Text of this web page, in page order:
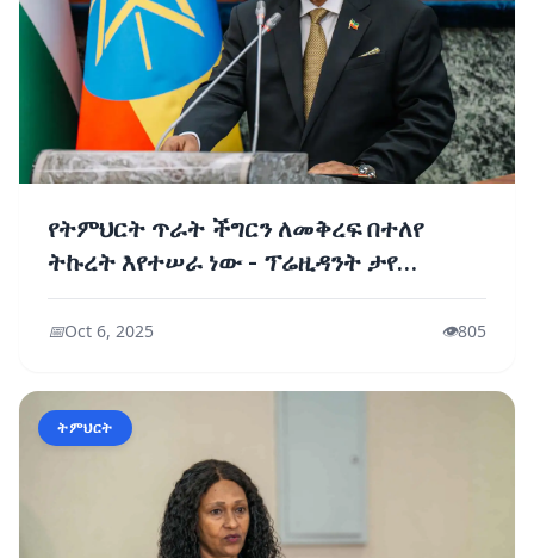
የትምህርት ጥራት ችግርን ለመቅረፍ በተለየ
ትኩረት እየተሠራ ነው - ፕሬዚዳንት ታየ
አጽቀሥላሴ
📅Oct 6, 2025 👁️805
ትምህርት